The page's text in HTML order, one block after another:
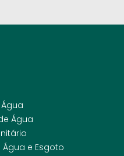
Água
Água e Esgoto